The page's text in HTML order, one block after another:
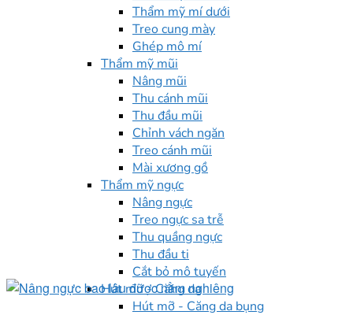
Thẩm mỹ mí dưới
Treo cung mày
Ghép mô mí
Thẩm mỹ mũi
Nâng mũi
Thu cánh mũi
Thu đầu mũi
Chỉnh vách ngăn
Treo cánh mũi
Mài xương gồ
Thẩm mỹ ngực
Nâng ngực
Treo ngực sa trễ
Thu quầng ngực
Thu đầu ti
Cắt bỏ mô tuyến
Hút mỡ - Căng da
Hút mỡ - Căng da bụng